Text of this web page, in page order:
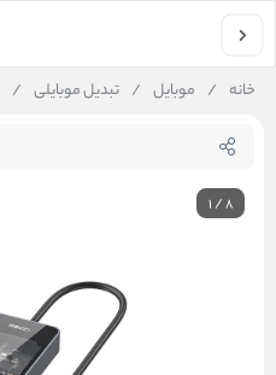
خانه / موبایل / تبدیل موبایلی /
1/8